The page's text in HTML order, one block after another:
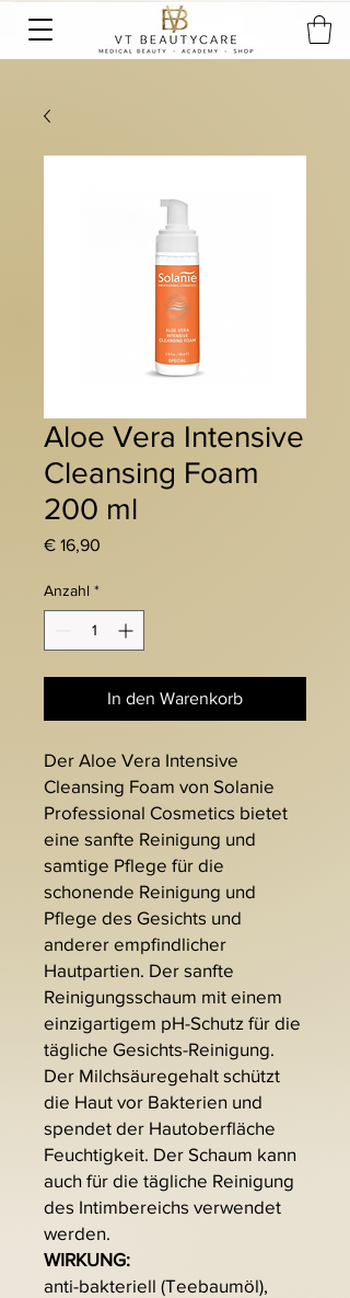
Aloe Vera Intensive
Cleansing Foam
200 ml
€ 16,90
Anzahl *
In den Warenkorb
Der Aloe Vera Intensive
Cleansing Foam von Solanie
Professional Cosmetics bietet
eine sanfte Reinigung und
samtige Pflege für die
schonende Reinigung und
Pflege des Gesichts und
anderer empfindlicher
Hautpartien. Der sanfte
Reinigungsschaum mit einem
einzigartigem pH-Schutz für die
tägliche Gesichts-Reinigung.
Der Milchsäuregehalt schützt
die Haut vor Bakterien und
spendet der Hautoberfläche
Feuchtigkeit. Der Schaum kann
auch für die tägliche Reinigung
des Intimbereichs verwendet
werden.
WIRKUNG:
anti-bakteriell (Teebaumöl),